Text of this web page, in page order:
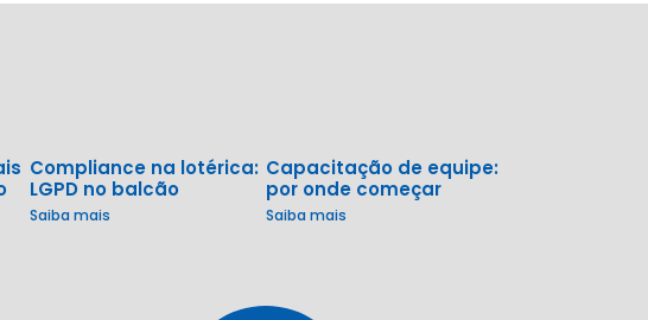
Compliance na lotérica:
LGPD no balcão
Saiba mais
Capacitação de equipe:
por onde começar
Saiba mais